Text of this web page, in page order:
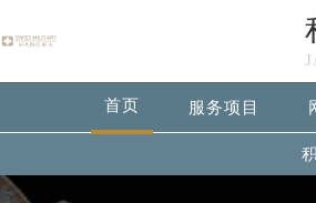
首页 服务项目